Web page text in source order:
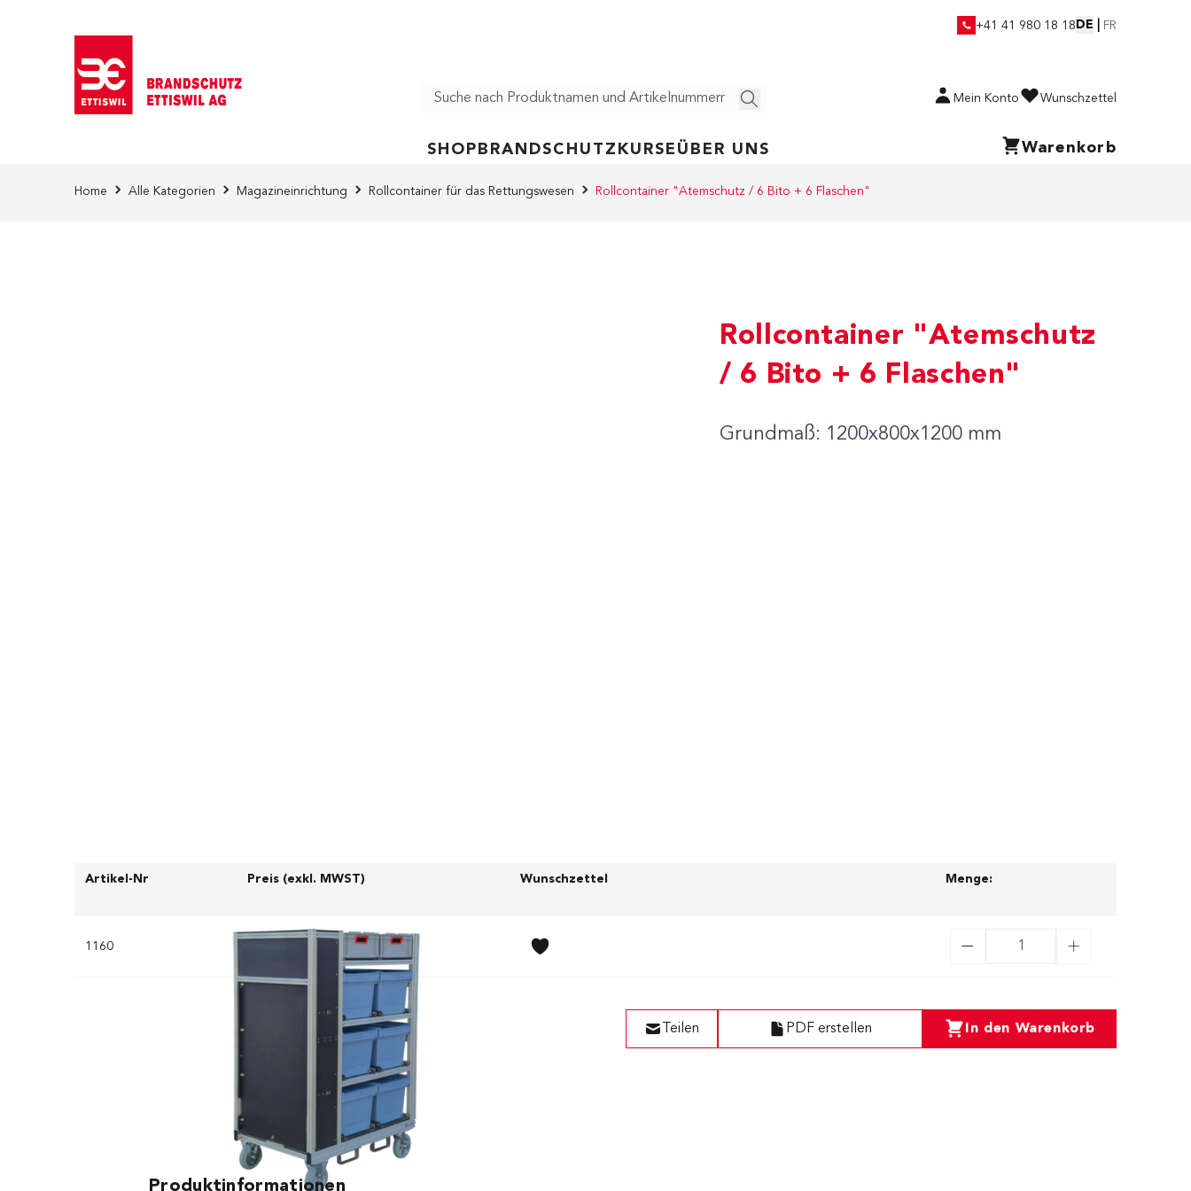
+41 41 980 18 18 DE FR
Mein Konto Wunschzettel
SHOP BRANDSCHUTZ KURSE ÜBER UNS Warenkorb
Home Alle Kategorien Magazineinrichtung Rollcontainer für das Rettungswesen Rollcontainer "Atemschutz / 6 Bito + 6 Flaschen"
Rollcontainer "Atemschutz
/ 6 Bito + 6 Flaschen"
Grundmaß: 1200x800x1200 mm
Artikel-Nr Preis (exkl. MWST) Wunschzettel Menge:
1160
In den Warenkorb
PDF erstellen
Teilen
Produktinformationen